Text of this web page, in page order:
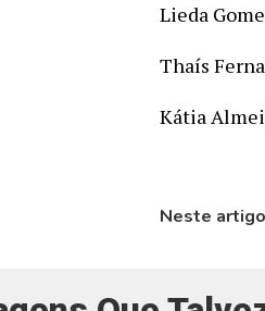
Lieda
Thaís
Kátia
Neste